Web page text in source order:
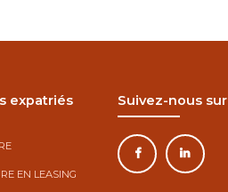
expatriés
EN LEASING
Suivez-nous sur